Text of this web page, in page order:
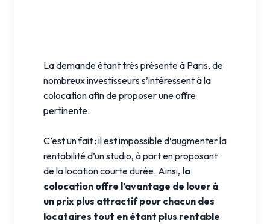
La demande étant très présente à Paris, de
nombreux investisseurs s’intéressent à la
colocation afin de proposer une offre
pertinente.
C’est un fait : il est impossible d’augmenter la
rentabilité d’un studio, à part en proposant
de la location courte durée. Ainsi, la
colocation offre l’avantage de louer à
un prix plus attractif pour chacun des
locataires tout en étant plus rentable